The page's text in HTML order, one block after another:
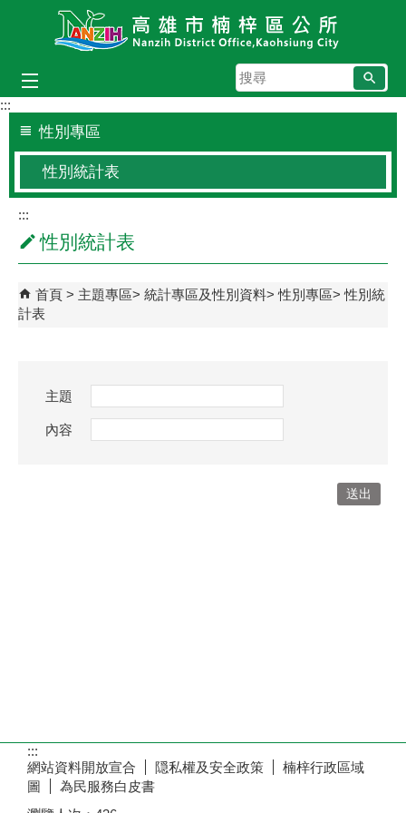
跳到主要內容區塊
搜
尋
:::
性別專區
性別統計表
:::
性別統計表
首頁 主題專區 統計專區及性別資料 性別專區
性別統
計表
主題
內容
:::
網站資料開放宣合
隠私權及安全政策
楠梓行政區域
圖
為民服務白皮書